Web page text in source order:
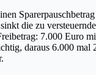
die zu
7.000 Euro
daraus 6.000 mal